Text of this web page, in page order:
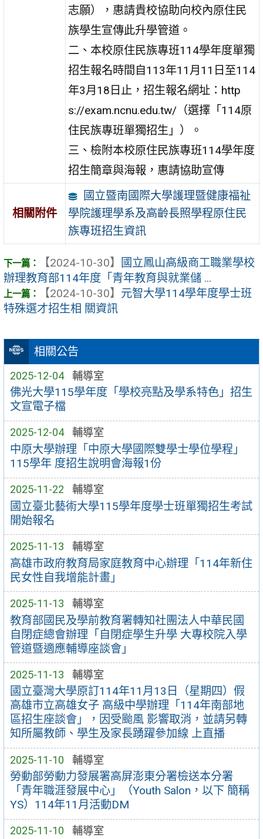
相關公告
2025-12-04 輔導室
佛光大學115學年度「學校亮點及學系特色」招生
文宣電子檔
2025-12-04 輔導室
中原大學辦理「中原大學國際雙學士學位學程」
115學年 度招生說明會海報1份
2025-11-22 輔導室
國立臺北藝術大學115學年度學士班單獨招生考試
開始報名
2025-11-13 輔導室
高雄市政府教育局家庭教育中心辦理「114年新住
民女性自我增能計畫」
2025-11-13 輔導室
教育部國民及學前教育署轉知社團法人中華民國
自閉症總會辦理「自閉症學生升學 大專校院入學
管道暨適應輔導座談會」
2025-11-13 輔導室
國立臺灣大學原訂114年11月13日（星期四）假
高雄市立高雄女子 高級中學辦理「114年南部地
區招生座談會」，因受颱風 影響取消，並請另轉
知所屬教師、學生及家長踴躍參加線 上直播
2025-11-10 輔導室
勞動部勞動力發展署高屏澎東分署檢送本分署
「青年職涯發展中心」（Youth Salon，以下 簡稱
YS）114年11月活動DM
2025-11-10 輔導室
志願），惠請貴校協助向校內原住民
族學生宣傳此升學管道。
二、本校原住民族專班114學年度單獨
招生報名時間自113年11月11日至114
年3月18日止，招生報名網址：http
s://exam.ncnu.edu.tw/（選擇「114原
住民族專班單獨招生」）。
三、檢附本校原住民族專班114學年度
招生簡章與海報，惠請協助宣傳
相關附件
國立暨南國際大學護理暨健康福祉
學院護理學系及高齡長照學程原住民
族專班招生資訊
【2024-10-30】
國立鳳山高級商工職業學校
辦理教育部114年度「青年教育與就業儲 ...
【2024-10-30】 元智大學114學年度學士班
特殊選才招生相 關資訊